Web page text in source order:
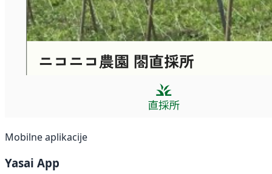
Mobilne aplikacije
Yasai App